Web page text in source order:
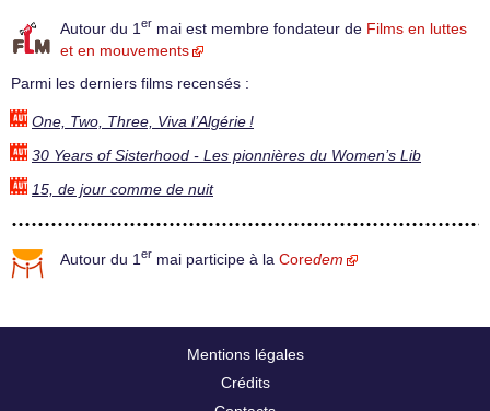
Autour du 1 er mai est membre fondateur de Films en luttes
et en mouvements
Parmi les derniers films recensés :
One, Two, Three, Viva l’Algérie !
30 Years of Sisterhood - Les pionnières du Women’s Lib
15, de jour comme de nuit
Autour du 1 er mai participe à la Coredem
Mentions légales
Crédits